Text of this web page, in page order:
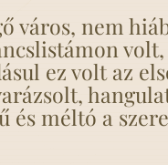
város, nem
ez volt az
és méltó a